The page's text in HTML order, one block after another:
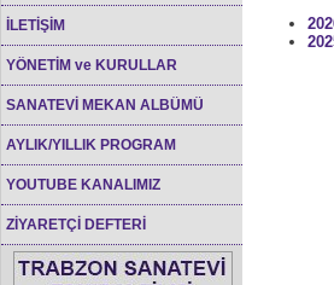
İLETİŞİM
YÖNETİM ve KURULLAR
SANATEVİ MEKAN ALBÜMÜ
AYLIK/YILLIK PROGRAM
YOUTUBE KANALIMIZ
ZİYARETÇİ DEFTERİ